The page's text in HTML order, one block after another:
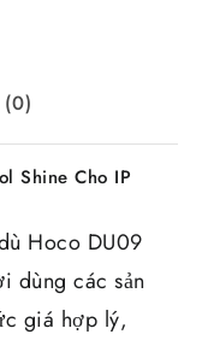
Shine Cho IP
Hoco DU09
dùng các sản
giá hợp lý,